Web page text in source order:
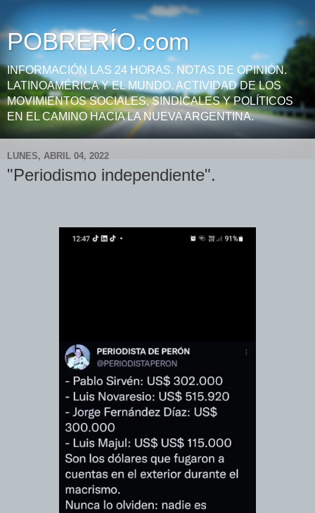
POBRERÍO.com
INFORMACIÓN LAS 24 HORAS. NOTAS DE OPINIÓN.
LATINOAMÉRICA Y EL MUNDO. ACTIVIDAD DE LOS
MOVIMIENTOS SOCIALES, SINDICALES Y POLÍTICOS
EN EL CAMINO HACIA LA NUEVA ARGENTINA.
LUNES, ABRIL 04, 2022
"Periodismo independiente".